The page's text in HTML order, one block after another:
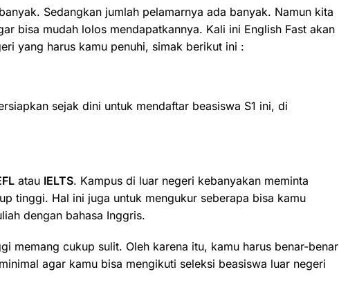
Sedangkan jumlah pelamarnya ada banyak. Namun kita
bisa mudah lolos mendapatkannya. Kali ini English Fast akan
yang harus kamu penuhi, simak berikut ini :
sejak dini untuk mendaftar beasiswa S1 ini, di
atau IELTS. Kampus di luar negeri kebanyakan meminta
tinggi. Hal ini juga untuk mengukur seberapa bisa kamu
dengan bahasa Inggris.
memang cukup sulit. Oleh karena itu, kamu harus benar-benar
agar kamu bisa mengikuti seleksi beasiswa luar negeri